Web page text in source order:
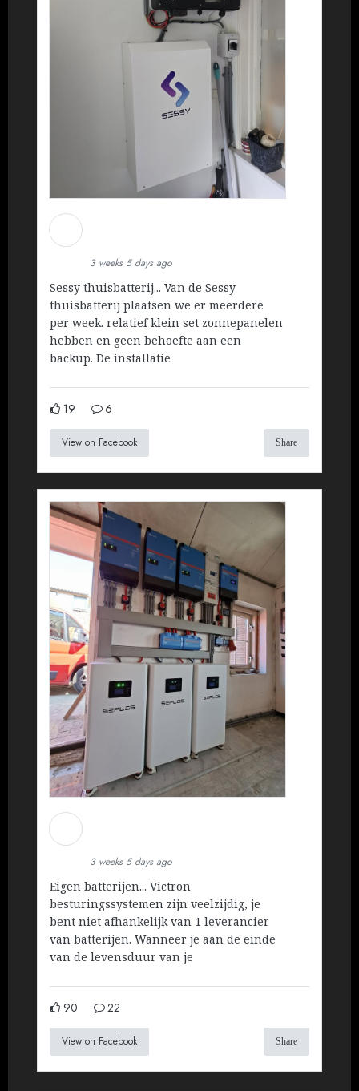
3 weeks 5 days ago
Sessy thuisbatterij... Van de Sessy
thuisbatterij plaatsen we er meerdere
per week. relatief klein set zonnepanelen
hebben en geen behoefte aan een
backup. De installatie
19 6
View on Facebook Share
3 weeks 5 days ago
Eigen batterijen... Victron
besturingssystemen zijn veelzijdig, je
bent niet afhankelijk van 1 leverancier
van batterijen. Wanneer je aan de einde
van de levensduur van je
90 22
View on Facebook Share